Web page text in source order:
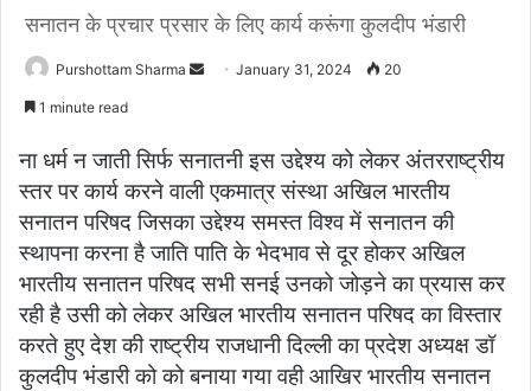
सनातन के प्रचार प्रसार के लिए कार्य करूंगा कुलदीप भंडारी
Purshottam Sharma
d
a
n
e
a
i
l
January 31, 2024 20
1 minute read
ना धर्म न जाती सिर्फ सनातनी इस उद्देश्य को लेकर अंतरराष्ट्रीय
स्तर पर कार्य करने वाली एकमात्र संस्था अखिल भारतीय
सनातन परिषद जिसका उद्देश्य समस्त विश्व में सनातन की
स्थापना करना है जाति पाति के भेदभाव से दूर होकर अखिल
भारतीय सनातन परिषद सभी सनई उनको जोड़ने का प्रयास कर
रही है उसी को लेकर अखिल भारतीय सनातन परिषद का विस्तार
करते हुए देश की राष्ट्रीय राजधानी दिल्ली का प्रदेश अध्यक्ष डॉ
कुलदीप भंडारी को को बनाया गया वही आखिर भारतीय सनातन